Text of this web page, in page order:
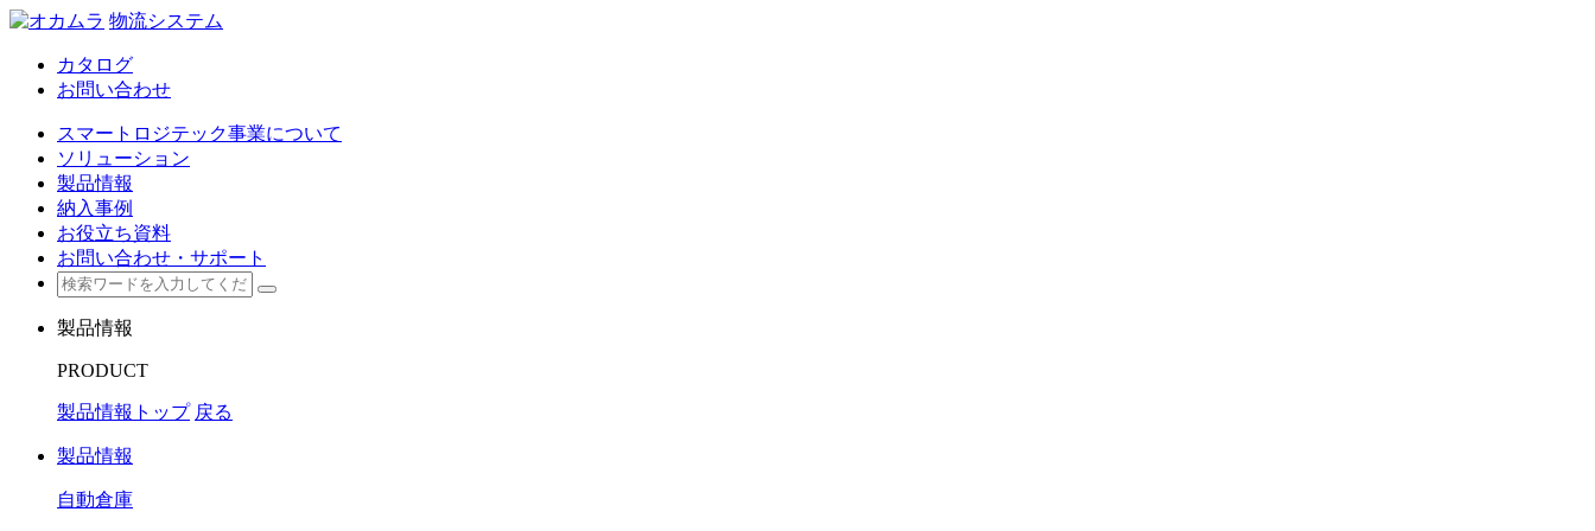
物流システム
カタログ
お問い合わせ
スマートロジテック事業について
ソリューション
製品情報
納入事例
お役立ち資料
お問い合わせ・サポート
製品情報
PRODUCT
製品情報トップ 戻る
製品情報
自動倉庫